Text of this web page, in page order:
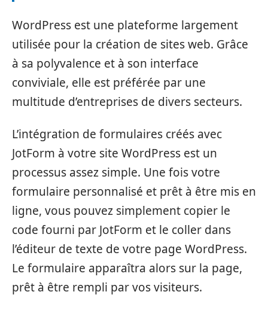
WordPress est une plateforme largement
utilisée pour la création de sites web. Grâce
à sa polyvalence et à son interface
conviviale, elle est préférée par une
multitude d’entreprises de divers secteurs.
L’intégration de formulaires créés avec
JotForm à votre site WordPress est un
processus assez simple. Une fois votre
formulaire personnalisé et prêt à être mis en
ligne, vous pouvez simplement copier le
code fourni par JotForm et le coller dans
l’éditeur de texte de votre page WordPress.
Le formulaire apparaîtra alors sur la page,
prêt à être rempli par vos visiteurs.